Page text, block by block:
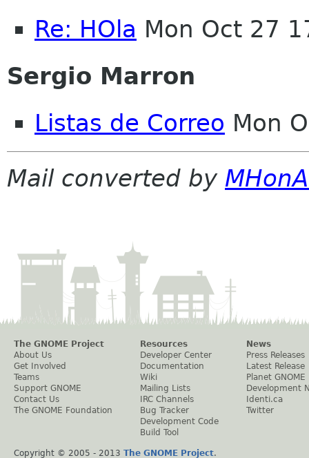
Re: HOla Mon Oct 27
Sergio Marron
Listas de Correo Mon
Mail converted by
The GNOME Project
About Us
Get Involved
Teams
Support GNOME
Contact Us
The GNOME Foundation
Resources
Developer Center
Documentation
Wiki
Mailing Lists
IRC Channels
Bug Tracker
Development Code
Build Tool
News
Press Releases
Latest Release
Planet GNOME
Development
Identi.ca
Twitter
Copyright © 2005 - 2013 The GNOME Project.